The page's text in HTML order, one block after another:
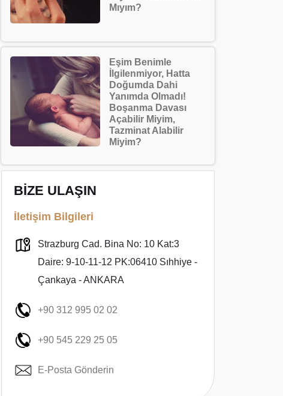
Mıyım?
Eşim Benimle
İlgilenmiyor, Hatta
Doğumda Dahi
Yanımda Olmadı!
Boşanma Davası
Açabilir Miyim,
Tazminat Alabilir
Miyim?
BİZE ULAŞIN
İletişim Bilgileri
Strazburg Cad. Bina No: 10 Kat:3
Daire: 9-10-11-12 PK:06410 Sıhhiye -
Çankaya - ANKARA
+90 312 995 02 02
+90 545 229 25 05
E-Posta Gönderin